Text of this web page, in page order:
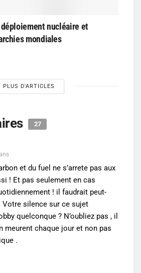
nucléaire et
mondiales
PLUS D'ARTICLES
27
et du fuel ne s’arrete pas aux
! Et pas seulement en cas
! il faudrait peut-
Votre silence sur ce sujet
quelconque ? N’oubliez pas , il
meurent chaque jour et non pas
.